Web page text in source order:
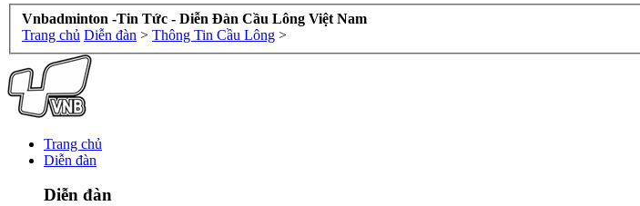
Vnbadminton -Tin Tức - Diễn Đàn Cầu Lông Việt Nam
Trang chủ Diễn đàn > Thông Tin Cầu Lông >
Trang chủ
Diễn đàn
Diễn đàn